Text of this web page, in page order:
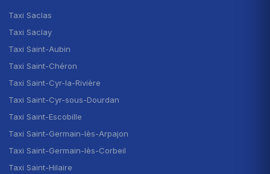
Taxi Saclas
Taxi Saclay
Taxi Saint-Aubin
Taxi Saint-Chéron
Taxi Saint-Cyr-la-Rivière
Taxi Saint-Cyr-sous-Dourdan
Taxi Saint-Escobille
Taxi Saint-Germain-lès-Arpajon
Taxi Saint-Germain-lès-Corbeil
Taxi Saint-Hilaire